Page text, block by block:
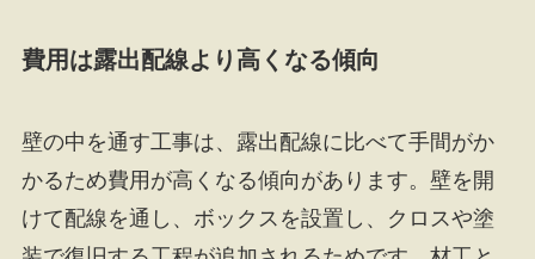
費用は露出配線より高くなる傾向
壁の中を通す工事は、露出配線に比べて手間がか
かるため費用が高くなる傾向があります。壁を開
けて配線を通し、ボックスを設置し、クロスや塗